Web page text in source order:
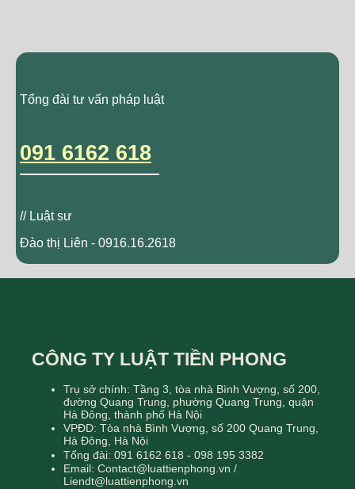
Tổng đài tư vấn pháp luật
091 6162 618
// Luật sư
Đào thị Liên - 0916.16.2618
CÔNG TY LUẬT TIỀN PHONG
Trụ sở chính: Tầng 3, tòa nhà Bình Vượng, số 200,
đường Quang Trung, phường Quang Trung, quận
Hà Đông, thành phố Hà Nội
VPĐD: Tòa nhà Bình Vượng, số 200 Quang Trung,
Hà Đông, Hà Nội
Tổng đài: 091 6162 618 - 098 195 3382
Email: Contact@luattienphong.vn /
Liendt@luattienphong.vn